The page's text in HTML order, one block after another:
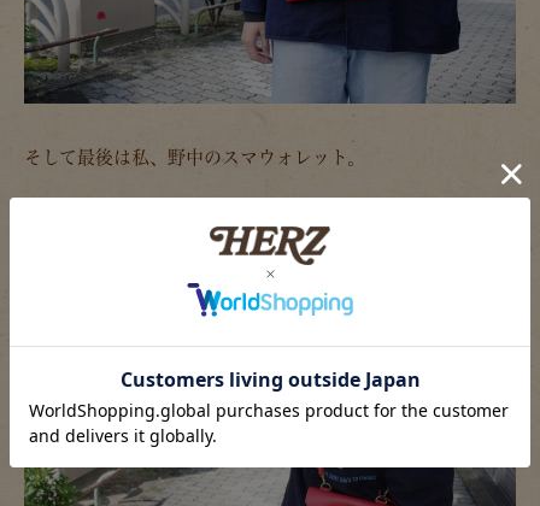
そして最後は私、野中のスマウォレット。